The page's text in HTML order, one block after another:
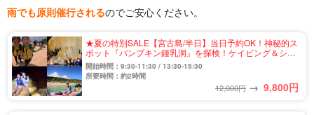
雨でも原則催行されるのでご安心ください。
★夏の特別SALE【宮古島/半日】当日予約OK！神秘的ス
ポット『パンプキン鍾乳洞』を探検！ケイビング＆シー
カヤックツアー★写真無料＆送迎相談可（No.931）
開始時間：9:30-11:30 / 13:30-15:30
所要時間：約2時間
12,000円 → 9,800円